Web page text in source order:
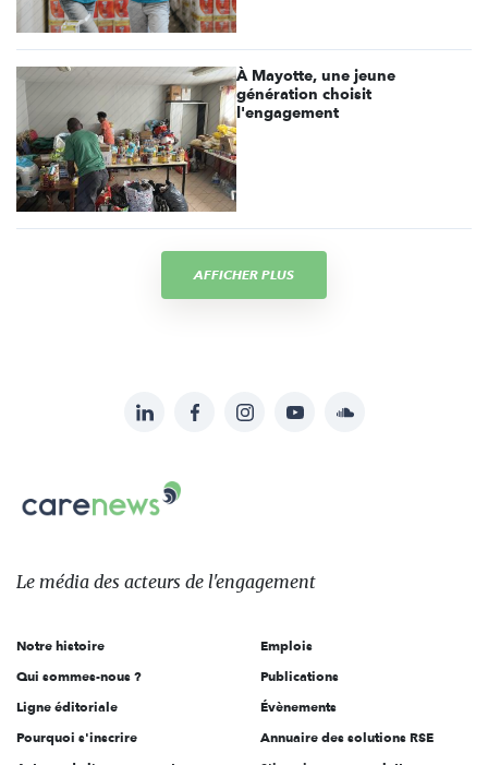
À Mayotte, une jeune
génération choisit
l'engagement
AFFICHER PLUS
sur:
LinkedInFacebookInstagramYouTubeSoundcloud
Carenews,
Le
des
l'engagement
Le média des acteurs de l'engagement
Notre histoire
Qui sommes-nous ?
Ligne éditoriale
Pourquoi s'inscrire
Emplois
Publications
Évènements
Annuaire des solutions RSE